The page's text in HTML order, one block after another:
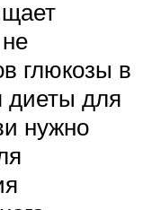
глюкозы в
диеты для
нужно